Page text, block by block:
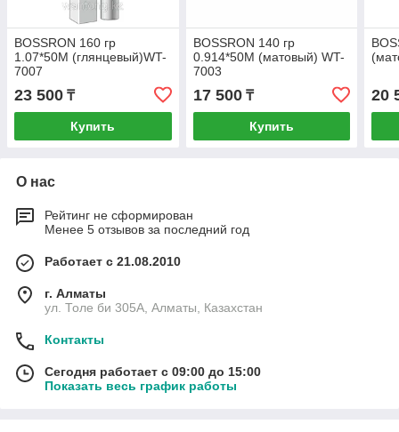
BOSSRON 160 гр
1.07*50M (глянцевый)WT-
7007
23 500 ₸
Купить
BOSSRON 140 гр
0.914*50M (матовый) WT-
7003
17 500₸
Купить
20
О нас
Рейтинг не сформирован
Менее 5 отзывов за последний год
Работает с 21.08.2010
г. Алматы
ул. Толе би 305А, Алматы, Казахстан
Контакты
Сегодня работает с 09:00 до 15:00
Показать весь график работы